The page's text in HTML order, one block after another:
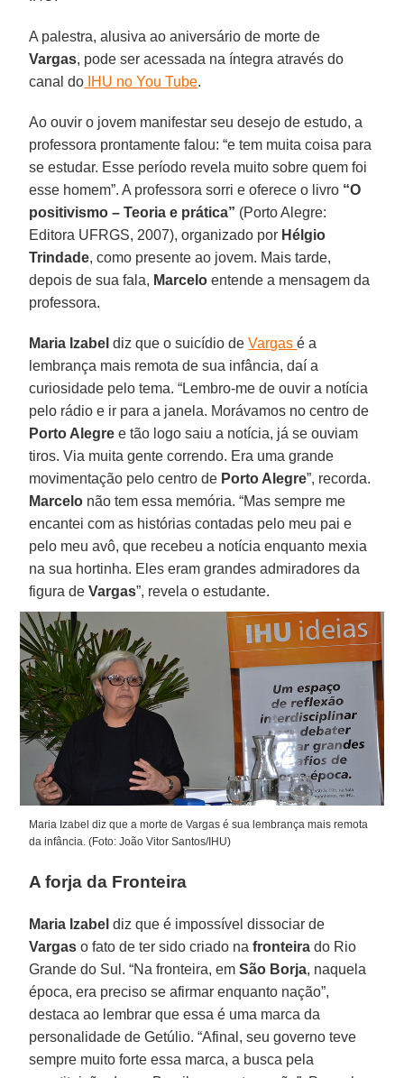
A palestra, alusiva ao aniversário de morte de
Vargas, pode ser acessada na íntegra através do
canal do IHU no You Tube.
Ao ouvir o jovem manifestar seu desejo de estudo, a
professora prontamente falou: “e tem muita coisa para
se estudar. Esse período revela muito sobre quem foi
esse homem”. A professora sorri e oferece o livro “O
positivismo – Teoria e prática” (Porto Alegre:
Editora UFRGS, 2007), organizado por Hélgio
Trindade, como presente ao jovem. Mais tarde,
depois de sua fala, Marcelo entende a mensagem da
professora.
Maria Izabel diz que o suicídio deVargasé a
lembrança mais remota de sua infância, daí a
curiosidade pelo tema. “Lembro-me de ouvir a notícia
pelo rádio e ir para a janela. Morávamos no centro de
Porto Alegre e tão logo saiu a notícia, já se ouviam
tiros. Via muita gente correndo. Era uma grande
movimentação pelo centro de Porto Alegre”, recorda.
Marcelo não tem essa memória. “Mas sempre me
encantei com as histórias contadas pelo meu pai e
pelo meu avô, que recebeu a notícia enquanto mexia
na sua hortinha. Eles eram grandes admiradores da
figura deVargas”, revela o estudante.
Maria Izabel diz que a morte de Vargas é sua lembrança mais remota
da infância. (Foto: João Vitor Santos/IHU)
A forja da Fronteira
Maria Izabel diz que é impossível dissociar de
Vargas o fato de ter sido criado nafronteira do Rio
Grande do Sul. “Na fronteira, emSão Borja, naquela
época, era preciso se afirmar enquanto nação”,
destaca ao lembrar que essa é uma marca da
personalidade de Getúlio. “Afinal, seu governo teve
sempre muito forte essa marca, a busca pela